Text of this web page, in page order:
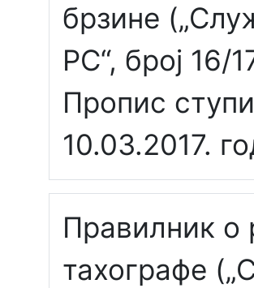
брзине
РС“, број
Пропис
10.03.2017.
Правилник о
тахографе